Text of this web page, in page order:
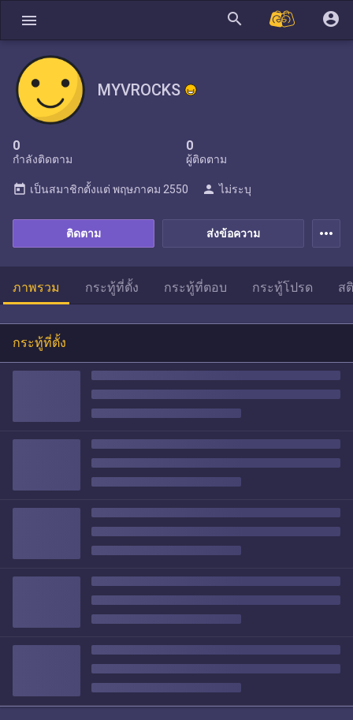
menu search account_circle
MYVROCKS
0
กำลังติดตาม
0
ผู้ติดตาม
ส่งข้อความ
ติดตาม
today เป็นสมาชิกตั้งแต่ พฤษภาคม 2550 person ไม่ระบุ
more_horiz
ภาพรวม กระทู้ที่ตั้ง กระทู้ที่ตอบ กระทู้โปรด ส
กระทู้ที่ตั้ง